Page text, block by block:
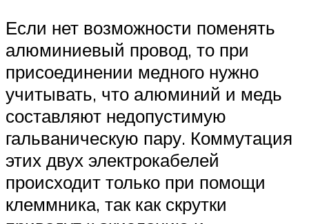
Если нет возможности поменять
алюминиевый провод, то при
присоединении медного нужно
учитывать, что алюминий и медь
составляют недопустимую
гальваническую пару. Коммутация
этих двух электрокабелей
происходит только при помощи
клеммника, так как скрутки